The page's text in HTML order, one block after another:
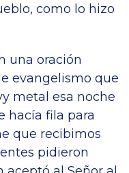
como lo hizo
una oración
evangelismo que
metal esa noche
hacía fila para
que recibimos
pidieron